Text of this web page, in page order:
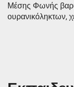
Μέσης Φωνής
ουρανικόληκτων,